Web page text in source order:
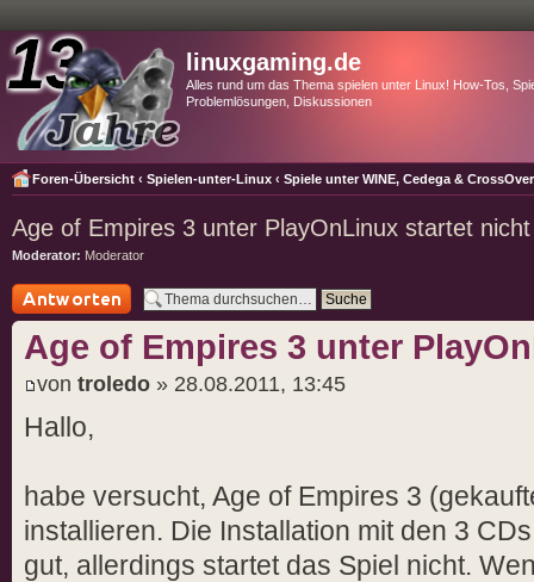
linuxgaming.de
Alles rund um das Thema spielen unter Linux! How-Tos,
Problemlösungen, Diskussionen
Foren-Übersicht ‹ Spielen-unter-Linux ‹ Spiele unter WINE, Cedega &
Age of Empires 3 unter PlayOnLinux startet nicht
Moderator: Moderator
Antwort schreiben
Age of Empires 3 unter
von troledo » 28.08.2011, 13:45
Hallo,
habe versucht, Age of Empires 3
installieren. Die Installation mit den 3
gut, allerdings startet das Spiel nicht.